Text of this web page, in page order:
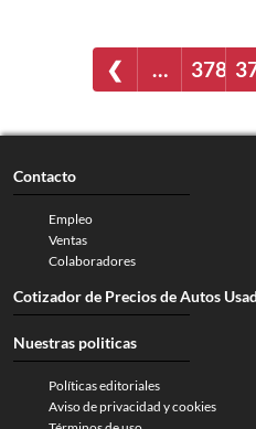
❮ … 378
Contacto
Empleo
Ventas
Colaboradores
Cotizador de Precios de Autos
Nuestras politicas
Políticas editoriales
Aviso de privacidad y cookies